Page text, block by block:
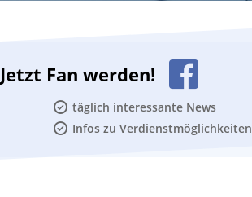
Jetzt Fan werden!
täglich interessante News
Infos zu Verdienstmöglichkeiten